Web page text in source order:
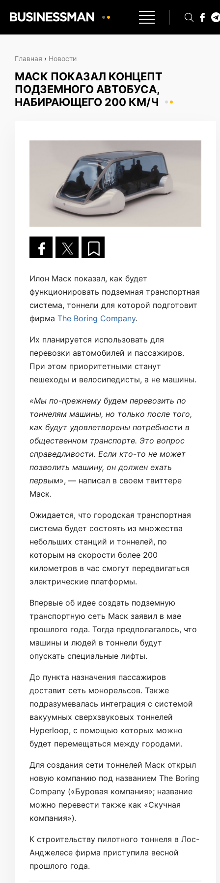
Главная › Новости
МАСК ПОКАЗАЛ КОНЦЕПТ
ПОДЗЕМНОГО АВТОБУСА,
НАБИРАЮЩЕГО 200 КМ/Ч
Илон Маск показал, как будет
функционировать подземная транспортная
система, тоннели для которой подготовит
фирма The Boring Company.
Их планируется использовать для
перевозки автомобилей и пассажиров.
При этом приоритетными станут
пешеходы и велосипедисты, а не машины.
«Мы по-прежнему будем перевозить по
тоннелям машины, но только после того,
как будут удовлетворены потребности в
общественном транспорте. Это вопрос
справедливости. Если кто-то не может
позволить машину, он должен ехать
первым», — написал в своем твиттере
Маск.
Ожидается, что городская транспортная
система будет состоять из множества
небольших станций и тоннелей, по
которым на скорости более 200
километров в час смогут передвигаться
электрические платформы.
Впервые об идее создать подземную
транспортную сеть Маск заявил в мае
прошлого года. Тогда предполагалось, что
машины и людей в тоннели будут
опускать специальные лифты.
До пункта назначения пассажиров
доставит сеть монорельсов. Также
подразумевалась интеграция с системой
вакуумных сверхзвуковых тоннелей
Hyperloop, с помощью которых можно
будет перемещаться между городами.
Для создания сети тоннелей Маск открыл
новую компанию под названием The Boring
Company («Буровая компания»; название
можно перевести также как «Скучная
компания»).
К строительству пилотного тоннеля в Лос-
Анджелесе фирма приступила весной
прошлого года.